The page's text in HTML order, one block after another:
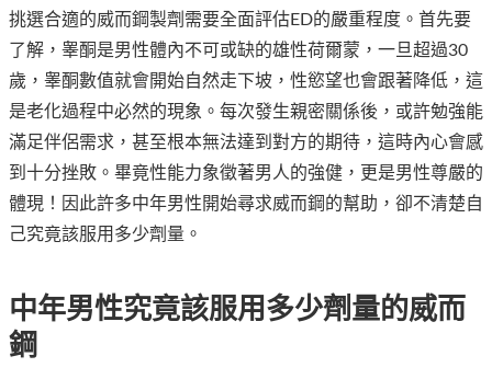
挑選合適的威而鋼製劑需要全面評估ED的嚴重程度。首先要
了解，睾酮是男性體內不可或缺的雄性荷爾蒙，一旦超過30
歲，睾酮數值就會開始自然走下坡，性慾望也會跟著降低，這
是老化過程中必然的現象。每次發生親密關係後，或許勉強能
滿足伴侶需求，甚至根本無法達到對方的期待，這時內心會感
到十分挫敗。畢竟性能力象徵著男人的強健，更是男性尊嚴的
體現！因此許多中年男性開始尋求威而鋼的幫助，卻不清楚自
己究竟該服用多少劑量。
中年男性究竟該服用多少劑量的威而
鋼